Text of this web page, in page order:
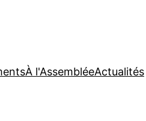
À l'AssembléeActualités